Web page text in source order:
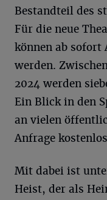
Bestandteil des
Für die neue
können ab sofort
werden.
2024 werden
Ein Blick in den
an vielen
Anfrage
Mit dabei ist
Heist, der als